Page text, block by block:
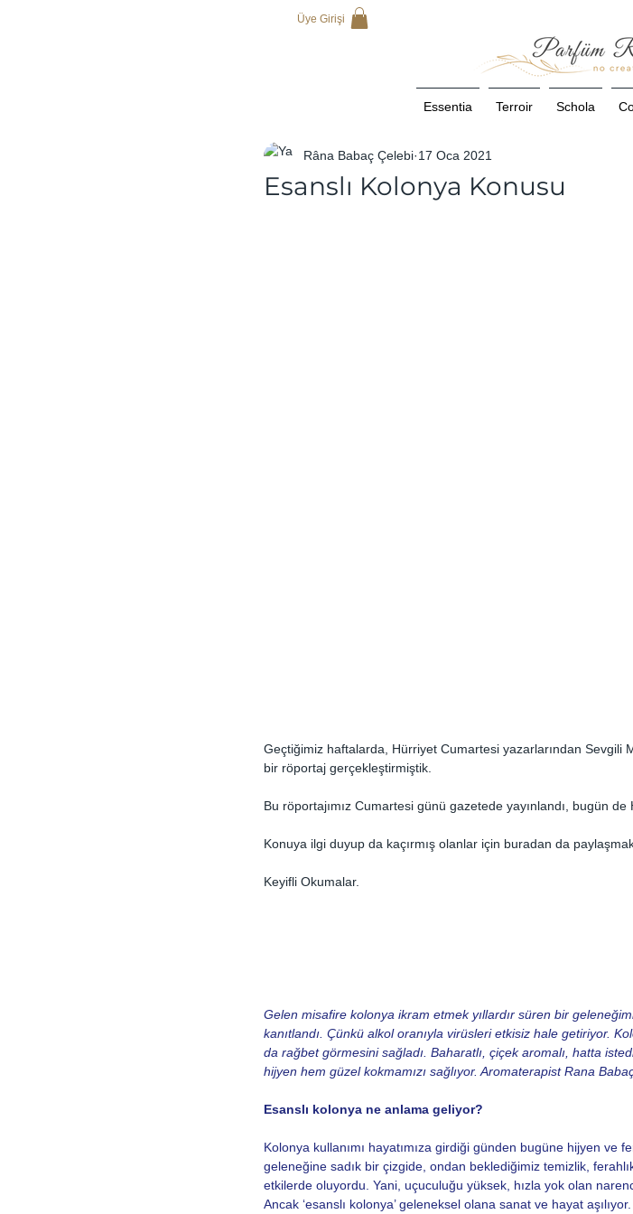
Üye Girişi
Essentia Terroir Schola
Esanslı Kolonya Konusu
Râna Babaç Çelebi 17 Oca 2021
Geçtiğimiz haftalarda, Hürriyet Cumartesi yazarlarından Sevgili
bir röportaj gerçekleştirmiştik.
Bu röportajımız Cumartesi günü gazetede yayınlandı, bugün
Konuya ilgi duyup da kaçırmış olanlar için buradan da
Keyifli Okumalar.
Gelen misafire kolonya ikram etmek yıllardır süren bir
kanıtlandı. Çünkü alkol oranıyla virüsleri etkisiz hale getiriyor.
da rağbet görmesini sağladı. Baharatlı, çiçek aromalı, hatta
hijyen hem güzel kokmamızı sağlıyor. Aromaterapist Rana
Esanslı kolonya ne anlama geliyor?
Kolonya kullanımı hayatımıza girdiği günden bugüne hijyen ve
geleneğine sadık bir çizgide, ondan beklediğimiz temizlik,
etkilerde oluyordu. Yani, uçuculuğu yüksek, hızla yok olan
Ancak ‘esanslı kolonya’ geleneksel olana sanat ve hayat aşılıyor.